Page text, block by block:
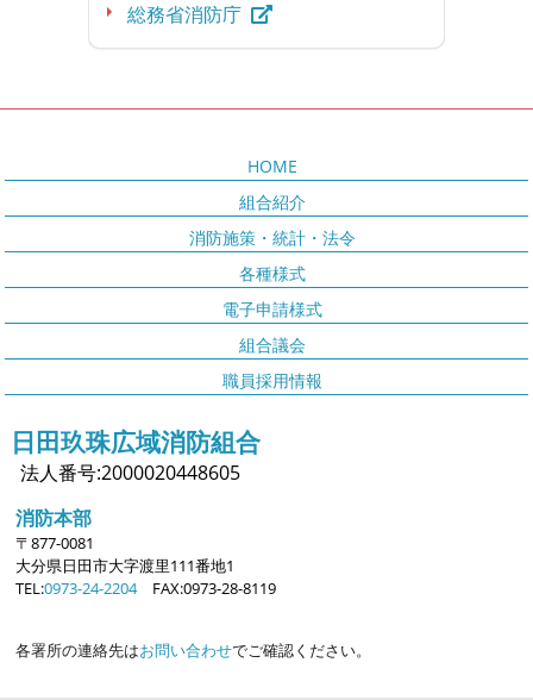
総務省消防庁
HOME
組合紹介
消防施策・統計・法令
各種様式
電子申請様式
組合議会
職員採用情報
日田玖珠広域消防組合
法人番号:2000020448605
消防本部
〒877-0081
大分県日田市大字渡里111番地1
TEL:0973-24-2204 FAX:0973-28-8119
各署所の連絡先はお問い合わせでご確認ください。